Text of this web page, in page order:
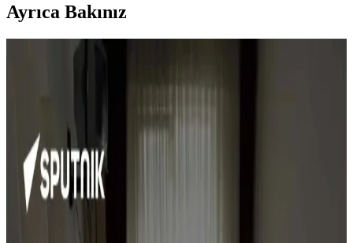
Ayrıca Bakınız
Ebeveynlerin alışveriş ve yemek hazırladığı evde sağlıklı beslenme,
iletişim, sorumluluk alma ve küçük değişikliklerle mümkün hale
gelir. Yemek yapmayı öğrenmek ve porsiyon kontrolü önemlidir.
Etlerde Kötü Kokuların Nedenleri ve Çözüm Yolları
Üzerine Detaylı İnceleme
Etlerde ortaya çıkan kötü kokular, hem etin kalitesi hem de kişisel